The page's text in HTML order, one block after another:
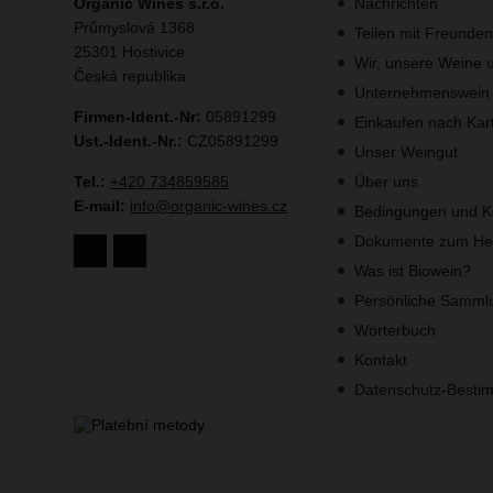
Průmyslová 1368
25301 Hostivice
Česká republika
Firmen-Ident.-Nr: 05891299
Ust.-Ident.-Nr.: CZ05891299
Tel.: +420 734859585
E-mail: info@organic-wines.cz
Teilen mit Freunden
Wir, unsere Weine
Unternehmenswein
Einkaufen nach
Unser Weingut
Über uns
Bedingungen und
Dokumente zum
Was ist Biowein?
Persönliche
Wörterbuch
Kontakt
Datenschutz-